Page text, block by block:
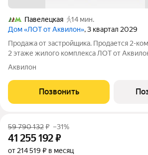
Павелецкая
14 мин.
Дом «ЛОТ от Аквилон», 3 квартал 2029
Продажа от застройщика. Продается 2-
2 этаже жилого комплекса ЛОТ от
2029 г. О ПРОЕКТЕ: Дом класса бизнес-
статично, оно
Аквилон
Позвонить
59 790 132₽ –31%
41 255 192₽
от 214 519 ₽ в месяц